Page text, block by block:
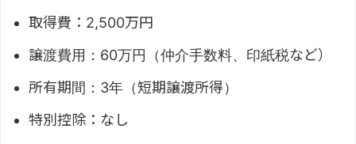
取得費：2,500万円
譲渡費用：60万円（仲介手数料、印紙税など）
所有期間：3年（短期譲渡所得）
特別控除：なし